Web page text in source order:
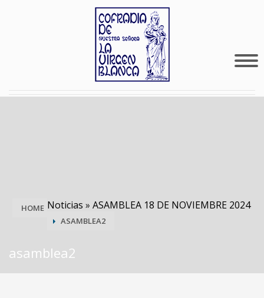
HOME Noticias » ASAMBLEA 18 DE NOVIEMBRE 2024
ASAMBLEA2
asamblea2